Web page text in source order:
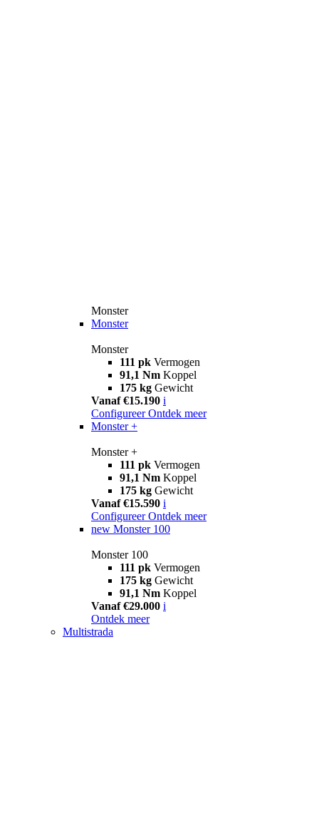
Monster
Monster
Monster
111 pk Vermogen
91,1 Nm Koppel
175 kg Gewicht
Vanaf €15.190 i
Configureer Ontdek meer
Monster +
Monster +
111 pk Vermogen
91,1 Nm Koppel
175 kg Gewicht
Vanaf €15.590 i
Configureer Ontdek meer
new Monster 100
Monster 100
111 pk Vermogen
175 kg Gewicht
91,1 Nm Koppel
Vanaf €29.000 i
Ontdek meer
Multistrada